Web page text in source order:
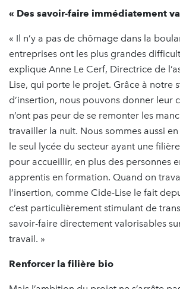
« Des savoir-faire immédiatement
« Il n’y a pas de chômage dans la
entreprises ont les plus grandes
explique Anne Le Cerf, Directrice de
Lise, qui porte le projet. Grâce à notre
d’insertion, nous pouvons donner leur
n’ont pas peur de se remonter les
travailler la nuit. Nous sommes aussi
le seul lycée du secteur ayant une
pour accueillir, en plus des personnes
apprentis en formation. Quand on
l’insertion, comme Cide-Lise le fait
c’est particulièrement stimulant de
savoir-faire directement valorisables
travail. »
Renforcer la filière bio